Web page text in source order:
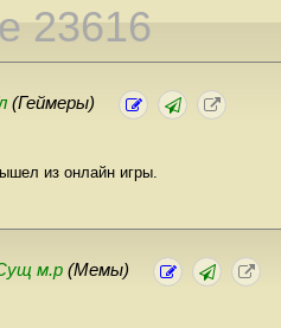
23616
(Геймеры)
из онлайн игры.
м.р (Мемы)